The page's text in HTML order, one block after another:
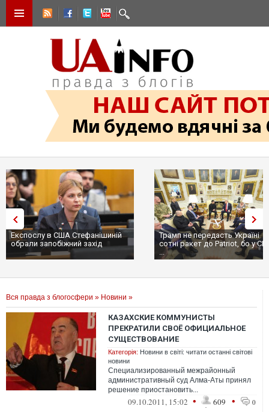
Експослу в США Стефанішиній
обрали запобіжний захід
Трамп не передасть Україні
сотні ракет до Patriot, бо у
...
Вся правда з блогосфери » Новини »
КАЗАХСКИЕ КОММУНИСТЫ
ПРЕКРАТИЛИ СВОЁ ОФИЦИАЛЬНОЕ
СУЩЕСТВОВАНИЕ
Категорія: Новини в світі: читати останні світові
новини
Специализированный межрайонный
административный суд Алма-Аты принял
решение приостановить...
09.10.2011, 15:02 • 609 • 0